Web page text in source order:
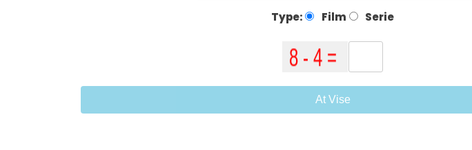
Type: Film Serie
At Vise